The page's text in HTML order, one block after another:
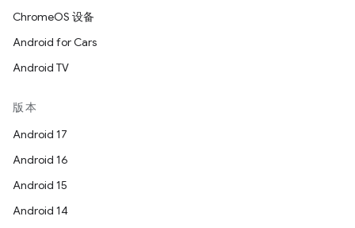
ChromeOS 设备
Android for Cars
Android TV
版本
Android 17
Android 16
Android 15
Android 14